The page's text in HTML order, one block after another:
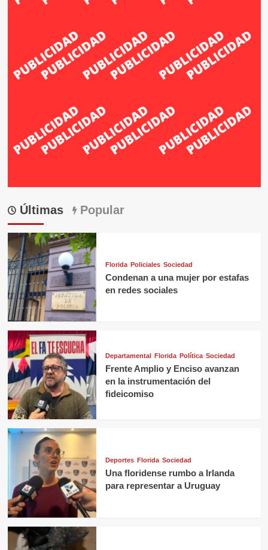
Últimas Popular
Florida Policiales Sociedad
Condenan a una mujer por estafas
en redes sociales
Departamental Florida Política Sociedad
Frente Amplio y Enciso avanzan
en la instrumentación del
fideicomiso
Deportes Florida Sociedad
Una floridense rumbo a Irlanda
para representar a Uruguay